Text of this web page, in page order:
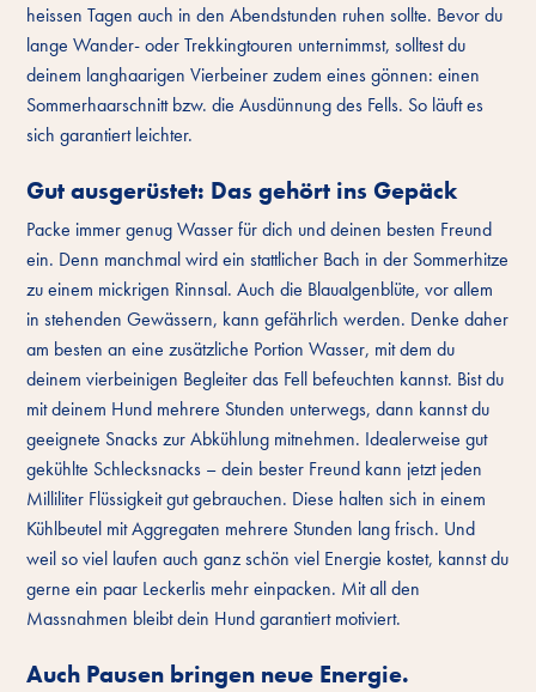
heissen Tagen auch in den Abendstunden ruhen sollte. Bevor du
lange Wander- oder Trekkingtouren unternimmst, solltest du
deinem langhaarigen Vierbeiner zudem eines gönnen: einen
Sommerhaarschnitt bzw. die Ausdünnung des Fells. So läuft es
sich garantiert leichter.
Gut ausgerüstet: Das gehört ins Gepäck
Packe immer genug Wasser für dich und deinen besten Freund
ein. Denn manchmal wird ein stattlicher Bach in der Sommerhitze
zu einem mickrigen Rinnsal. Auch die Blaualgenblüte, vor allem
in stehenden Gewässern, kann gefährlich werden. Denke daher
am besten an eine zusätzliche Portion Wasser, mit dem du
deinem vierbeinigen Begleiter das Fell befeuchten kannst. Bist du
mit deinem Hund mehrere Stunden unterwegs, dann kannst du
geeignete Snacks zur Abkühlung mitnehmen. Idealerweise gut
gekühlte Schlecksnacks – dein bester Freund kann jetzt jeden
Milliliter Flüssigkeit gut gebrauchen. Diese halten sich in einem
Kühlbeutel mit Aggregaten mehrere Stunden lang frisch. Und
weil so viel laufen auch ganz schön viel Energie kostet, kannst du
gerne ein paar Leckerlis mehr einpacken. Mit all den
Massnahmen bleibt dein Hund garantiert motiviert.
Auch Pausen bringen neue Energie.